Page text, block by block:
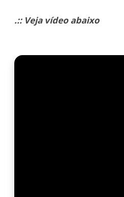
.:: Veja vídeo abaixo